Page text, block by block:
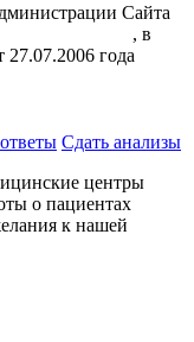
Сайта
, в
27.07.2006 года
Сдать анализы
центры
о пациентах
к нашей